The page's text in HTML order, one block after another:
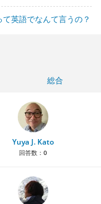
英語でなんて言うの？
総合
Yuya J. Kato
回答数： 0